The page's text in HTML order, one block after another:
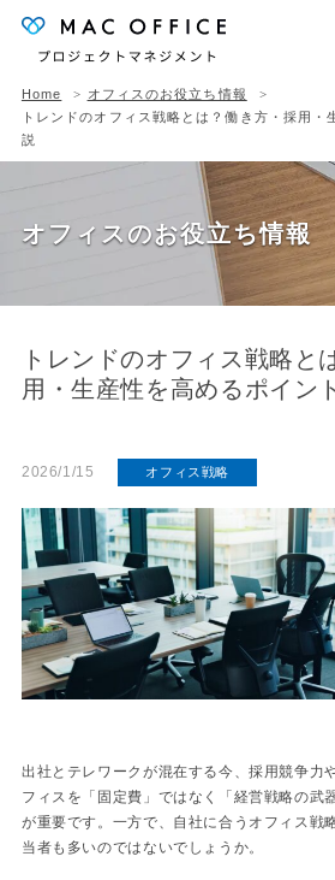
Home
オフィスのお役立ち情報
トレンドのオフィス戦略とは？働き方・採用・
説
オフィスのお役立ち情報
トレンドのオフィス戦略と
用・生産性を高めるポイン
2026/1/15 オフィス戦略
出社とテレワークが混在する今、採用競争力
フィスを「固定費」ではなく「経営戦略の武
が重要です。一方で、自社に合うオフィス戦
当者も多いのではないでしょうか。